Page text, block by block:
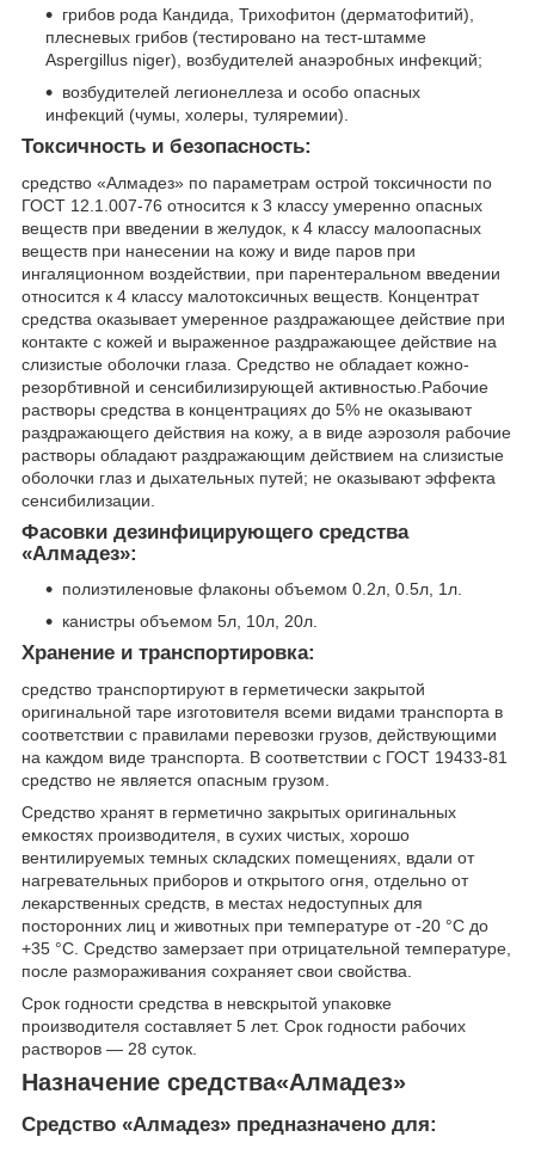
грибов рода Кандида, Трихофитон (дерматофитий),
плесневых грибов (тестировано на тест-штамме
Aspergillus niger), возбудителей анаэробных инфекций;
возбудителей легионеллеза и особо опасных
инфекций (чумы, холеры, туляремии).
Токсичность и безопасность:
средство «Алмадез» по параметрам острой токсичности по
ГОСТ 12.1.007-76 относится к 3 классу умеренно опасных
веществ при введении в желудок, к 4 классу малоопасных
веществ при нанесении на кожу и виде паров при
ингаляционном воздействии, при парентеральном введении
относится к 4 классу малотоксичных веществ. Концентрат
средства оказывает умеренное раздражающее действие при
контакте с кожей и выраженное раздражающее действие на
слизистые оболочки глаза. Средство не обладает кожно-
резорбтивной и сенсибилизирующей активностью.Рабочие
растворы средства в концентрациях до 5% не оказывают
раздражающего действия на кожу, а в виде аэрозоля рабочие
растворы обладают раздражающим действием на слизистые
оболочки глаз и дыхательных путей; не оказывают эффекта
сенсибилизации.
Фасовки дезинфицирующего средства
«Алмадез»:
полиэтиленовые флаконы объемом 0.2л, 0.5л, 1л.
канистры объемом 5л, 10л, 20л.
Хранение и транспортировка:
средство транспортируют в герметически закрытой
оригинальной таре изготовителя всеми видами транспорта в
соответствии с правилами перевозки грузов, действующими
на каждом виде транспорта. В соответствии с ГОСТ 19433-81
средство не является опасным грузом.
Средство хранят в герметично закрытых оригинальных
емкостях производителя, в сухих чистых, хорошо
вентилируемых темных складских помещениях, вдали от
нагревательных приборов и открытого огня, отдельно от
лекарственных средств, в местах недоступных для
посторонних лиц и животных при температуре от -20 °С до
+35 °С. Средство замерзает при отрицательной температуре,
после размораживания сохраняет свои свойства.
Срок годности средства в невскрытой упаковке
производителя составляет 5 лет. Срок годности рабочих
растворов — 28 суток.
Назначение средства«Алмадез»
Средство «Алмадез» предназначено для: